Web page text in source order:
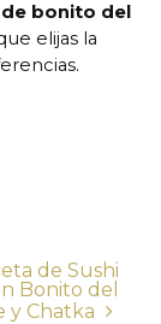
bonito del
elijas la
de Sushi
Bonito del
y Chatka